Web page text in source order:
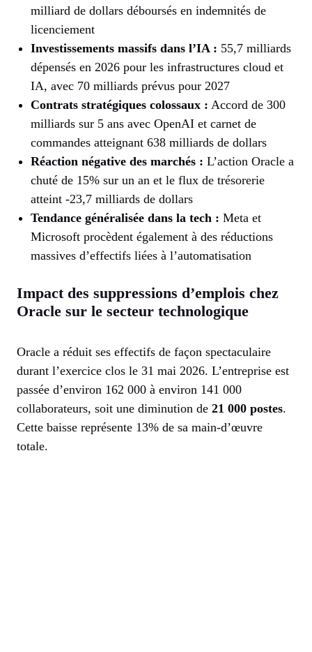
milliard de dollars déboursés en indemnités de
licenciement
Investissements massifs dans l’IA : 55,7 milliards
dépensés en 2026 pour les infrastructures cloud et
IA, avec 70 milliards prévus pour 2027
Contrats stratégiques colossaux : Accord de 300
milliards sur 5 ans avec OpenAI et carnet de
commandes atteignant 638 milliards de dollars
Réaction négative des marchés : L’action Oracle a
chuté de 15% sur un an et le flux de trésorerie
atteint -23,7 milliards de dollars
Tendance généralisée dans la tech : Meta et
Microsoft procèdent également à des réductions
massives d’effectifs liées à l’automatisation
Impact des suppressions d’emplois chez
Oracle sur le secteur technologique
Oracle a réduit ses effectifs de façon spectaculaire
durant l’exercice clos le 31 mai 2026. L’entreprise est
passée d’environ 162 000 à environ 141 000
collaborateurs, soit une diminution de 21 000 postes.
Cette baisse représente 13% de sa main-d’œuvre
totale.